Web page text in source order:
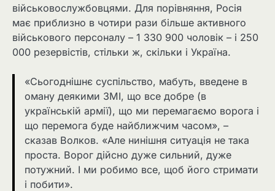
військовослужбовцями. Для порівняння, Росія
має приблизно в чотири рази більше активного
військового персоналу – 1 330 900 чоловік – і 250
000 резервістів, стільки ж, скільки і Україна.
«Сьогоднішнє суспільство, мабуть, введене в
оману деякими ЗМІ, що все добре (в
українській армії), що ми перемагаємо ворога і
що перемога буде найближчим часом», –
сказав Волков. «Але нинішня ситуація не така
проста. Ворог дійсно дуже сильний, дуже
потужний. І ми робимо все, щоб його стримати
і побити».